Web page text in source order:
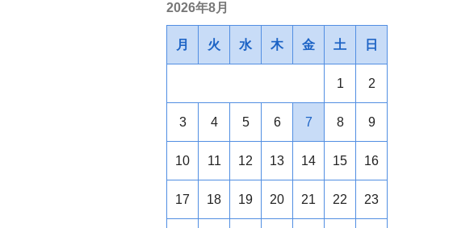
2026年8月
月 火 水 木 金 土 日
1 2
3 4 5 6 7 8 9
10 11 12 13 14 15 16
17 18 19 20 21 22 23